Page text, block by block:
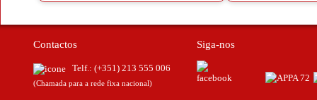
Contactos
Telf.: (+351) 213 555 006
(Chamada para a rede fixa nacional)
Siga-nos